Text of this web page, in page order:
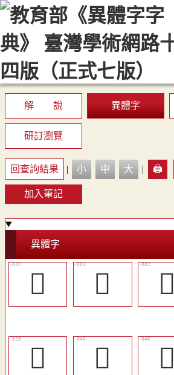
::: 最新消息 常見問題 編輯說明
顯示模式
網站導覽
解 說 異體字
研訂瀏覽
回查詢結果 | 小 中 大 | 🖨️
加入筆記
異體字
󷄠 𠉒 𠊋
󵂞 󰱪 󷄟